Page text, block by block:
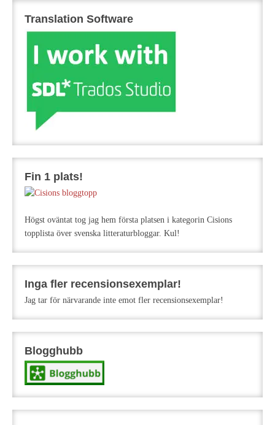
Translation Software
Fin 1 plats!
Högst oväntat tog jag hem första platsen i kategorin Cisions
topplista över svenska litteraturbloggar. Kul!
Inga fler recensionsexemplar!
Jag tar för närvarande inte emot fler recensionsexemplar!
Blogghubb